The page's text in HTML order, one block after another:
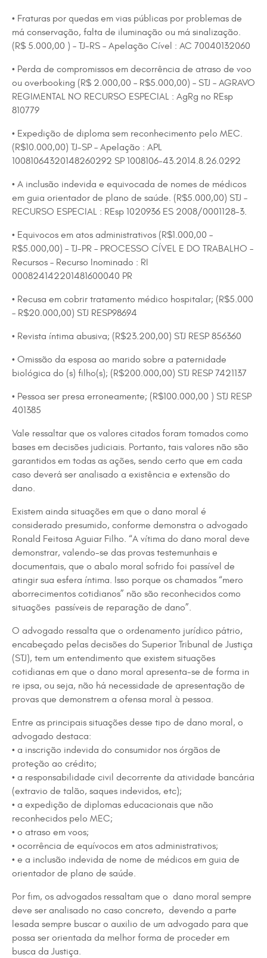
• Fraturas por quedas em vias públicas por problemas de
má conservação, falta de iluminação ou má sinalização.
(R$ 5.000,00 ) – TJ-RS – Apelação Cível : AC 70040132060
• Perda de compromissos em decorrência de atraso de voo
ou overbooking (R$ 2.000,00 – R$5.000,00) – STJ – AGRAVO
REGIMENTAL NO RECURSO ESPECIAL : AgRg no REsp
810779
• Expedição de diploma sem reconhecimento pelo MEC.
(R$10.000,00) TJ-SP – Apelação : APL
10081064320148260292 SP 1008106-43.2014.8.26.0292
• A inclusão indevida e equivocada de nomes de médicos
em guia orientador de plano de saúde. (R$5.000,00) STJ –
RECURSO ESPECIAL : REsp 1020936 ES 2008/0001128-3.
• Equivocos em atos administrativos (R$1.000,00 –
R$5.000,00) – TJ-PR – PROCESSO CÍVEL E DO TRABALHO –
Recursos – Recurso Inominado : RI
000824142201481600040 PR
• Recusa em cobrir tratamento médico hospitalar; (R$5.000
– R$20.000,00) STJ RESP98694
• Revista íntima abusiva; (R$23.200,00) STJ RESP 856360
• Omissão da esposa ao marido sobre a paternidade
biológica do (s) filho(s); (R$200.000,00) STJ RESP 7421137
• Pessoa ser presa erroneamente; (R$100.000,00 ) STJ RESP
401385
Vale ressaltar que os valores citados foram tomados como
bases em decisões judiciais. Portanto, tais valores não são
garantidos em todas as ações, sendo certo que em cada
caso deverá ser analisado a existência e extensão do
dano.
Existem ainda situações em que o dano moral é
considerado presumido, conforme demonstra o advogado
Ronald Feitosa Aguiar Filho. “A vítima do dano moral deve
demonstrar, valendo-se das provas testemunhais e
documentais, que o abalo moral sofrido foi passível de
atingir sua esfera íntima. Isso porque os chamados “mero
aborrecimentos cotidianos” não são reconhecidos como
situações passíveis de reparação de dano”.
O advogado ressalta que o ordenamento jurídico pátrio,
encabeçado pelas decisões do Superior Tribunal de Justiça
(STJ), tem um entendimento que existem situações
cotidianas em que o dano moral apresenta-se de forma in
re ipsa, ou seja, não há necessidade de apresentação de
provas que demonstrem a ofensa moral à pessoa.
Entre as principais situações desse tipo de dano moral, o
advogado destaca:
• a inscrição indevida do consumidor nos órgãos de
proteção ao crédito;
• a responsabilidade civil decorrente da atividade bancária
(extravio de talão, saques indevidos, etc);
• a expedição de diplomas educacionais que não
reconhecidos pelo MEC;
• o atraso em voos;
• ocorrência de equívocos em atos administrativos;
• e a inclusão indevida de nome de médicos em guia de
orientador de plano de saúde.
Por fim, os advogados ressaltam que o dano moral sempre
deve ser analisado no caso concreto, devendo a parte
lesada sempre buscar o auxilio de um advogado para que
possa ser orientada da melhor forma de proceder em
busca da Justiça.